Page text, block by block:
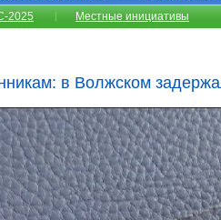
2025 Местные инициативы
в Волжском